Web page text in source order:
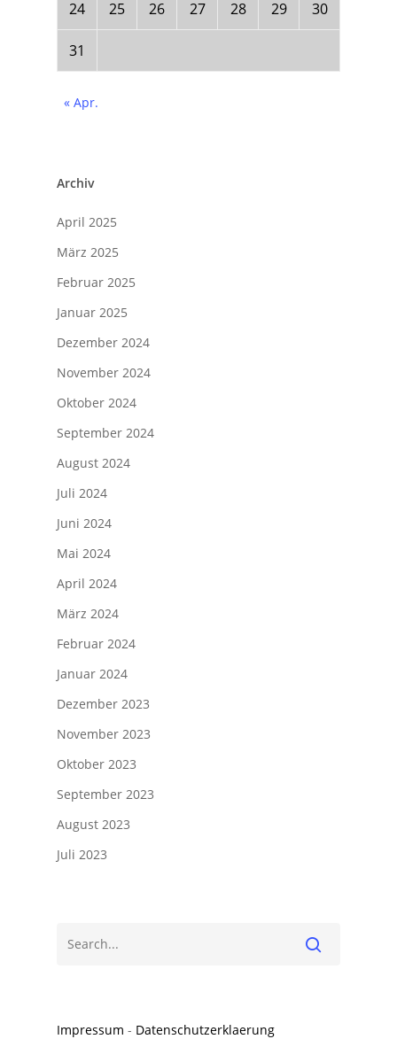
24 25 26 27 28 29 30
31
« Apr.
Archiv
April 2025
März 2025
Februar 2025
Januar 2025
Dezember 2024
November 2024
Oktober 2024
September 2024
August 2024
Juli 2024
Juni 2024
Mai 2024
April 2024
März 2024
Februar 2024
Januar 2024
Dezember 2023
November 2023
Oktober 2023
September 2023
August 2023
Juli 2023
Impressum - Datenschutzerklaerung